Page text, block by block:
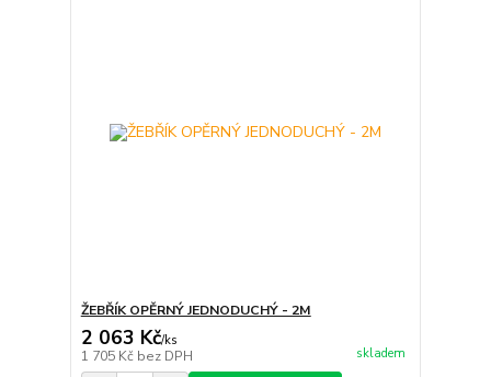
ŽEBŘÍK OPĚRNÝ JEDNODUCHÝ - 2M
2 063 Kč/ks
1 705 Kč bez DPH skladem